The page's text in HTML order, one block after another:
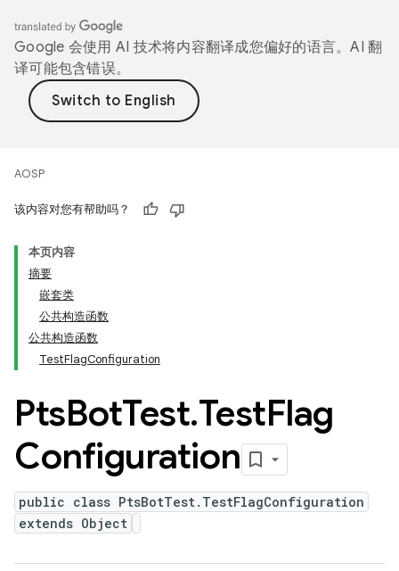
Google 会使用 AI 技术将内容翻译成您偏好的语言。AI 翻
译可能包含错误。
AOSP
该内容对您有帮助吗？
本页内容
摘要
嵌套类
公共构造函数
公共构造函数
TestFlagConfiguration
PtsBotTest.TestFlag
Configuration
public class PtsBotTest.TestFlagConfiguration
extends Object